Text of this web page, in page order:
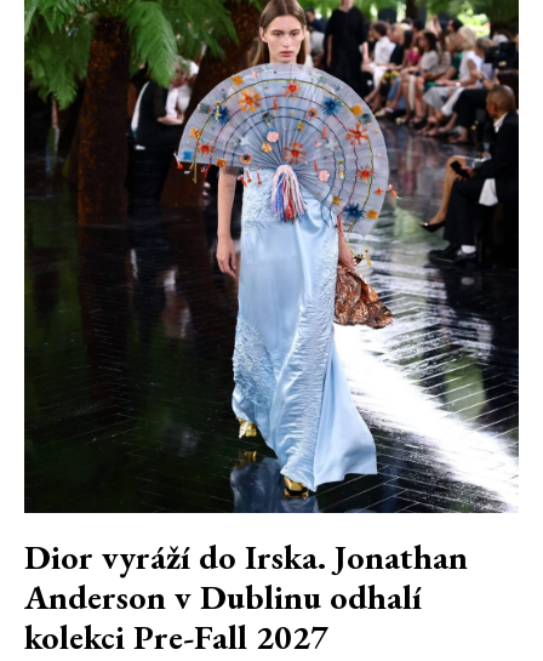
Dior vyráží do Irska. Jonathan
Anderson v Dublinu odhalí
kolekci Pre-Fall 2027